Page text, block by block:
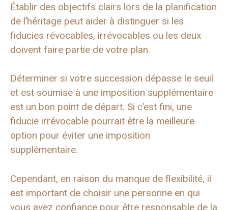
Établir des objectifs clairs lors de la planification
de l’héritage peut aider à distinguer si les
fiducies révocables, irrévocables ou les deux
doivent faire partie de votre plan.
Déterminer si votre succession dépasse le seuil
et est soumise à une imposition supplémentaire
est un bon point de départ. Si c’est fini, une
fiducie irrévocable pourrait être la meilleure
option pour éviter une imposition
supplémentaire.
Cependant, en raison du manque de flexibilité, il
est important de choisir une personne en qui
vous avez confiance pour être responsable de la